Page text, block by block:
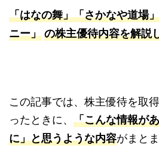
「はなの舞」「さかなや道場
ニー」の株主優待内容を解説
この記事では、株主優待を取
ったときに、 「こんな情報が
に」と思うような内容がまと